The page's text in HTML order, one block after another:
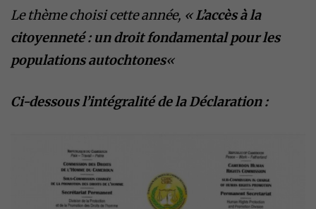
Le thème choisi cette année, «L’accès à la
citoyenneté : un droit fondamental pour les
populations autochtones«
Ci-dessous l’intégralité de la Déclaration :